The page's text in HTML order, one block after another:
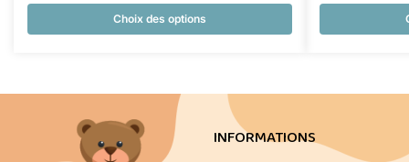
Choix des options
INFORMATIONS